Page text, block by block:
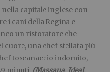
capitale inglese con
i cani della Regina e
un ristoratore che
cuore, una chef stellata più
toscanaccio indomito,